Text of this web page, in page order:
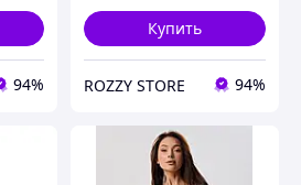
94%
Купить
ROZZY STORE 94%